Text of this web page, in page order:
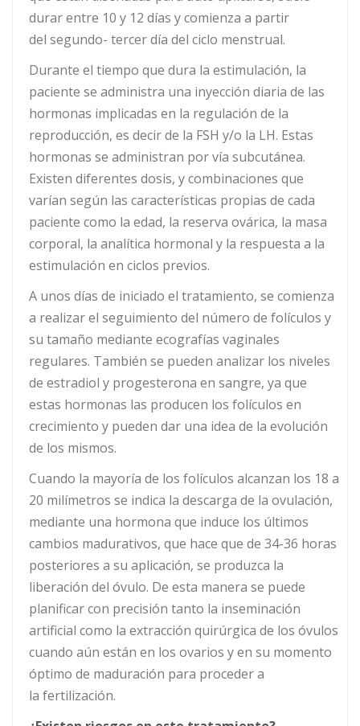
durar entre 10 y 12 días y comienza a partir
del segundo- tercer día del ciclo menstrual.
Durante el tiempo que dura la estimulación, la
paciente se administra una inyección diaria de las
hormonas implicadas en la regulación de la
reproducción, es decir de la FSH y/o la LH. Estas
hormonas se administran por vía subcutánea.
Existen diferentes dosis, y combinaciones que
varían según las características propias de cada
paciente como la edad, la reserva ovárica, la masa
corporal, la analítica hormonal y la respuesta a la
estimulación en ciclos previos.
A unos días de iniciado el tratamiento, se comienza
a realizar el seguimiento del número de folículos y
su tamaño mediante ecografías vaginales
regulares. También se pueden analizar los niveles
de estradiol y progesterona en sangre, ya que
estas hormonas las producen los folículos en
crecimiento y pueden dar una idea de la evolución
de los mismos.
Cuando la mayoría de los folículos alcanzan los 18 a
20 milímetros se indica la descarga de la ovulación,
mediante una hormona que induce los últimos
cambios madurativos, que hace que de 34-36 horas
posteriores a su aplicación, se produzca la
liberación del óvulo. De esta manera se puede
planificar con precisión tanto la inseminación
artificial como la extracción quirúrgica de los óvulos
cuando aún están en los ovarios y en su momento
óptimo de maduración para proceder a
la fertilización.